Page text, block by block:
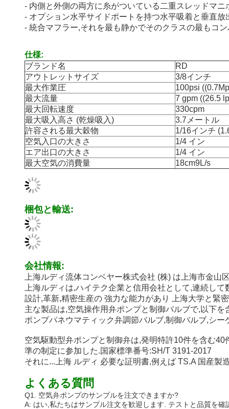
- 内側と外側の両方に糸がついている二重スレッドマニ
- オプション水平サイドポートを持つ水平吸着と垂直放
- 統合マフラー,それを最も静かでそのクラスの最もコ
仕様:
ブランド名
RD
アウトレットサイズ
3/8インチ
最大作業圧
100psi
最大流量
7 gpm ((26.5
最大回転速度
330cpm
最大吸入高さ (乾燥吸入)
3.7メートル
許容される最大穀物
1/16インチ
空気入口の大きさ
1/4 イン
エア出口の大きさ
1/4 イン
最大空気の消費量
18cm9L/s
梱包と輸送:
会社情報:
上海ルディ流体コンベヤー株式会社 (株) は上海市金
上海ルディは,ハイテク企業と信用会社として,連続し
設計,革新,精密生産の 強力な能力があり 上海大学と緊
主な製品は,空気操作用弁ポンプと制御バルブで,以下
ポンプパネウマティック弁調節バルブ,制御バルブ,シー
空気駆動型弁ポンプと制御弁は,発明特許10件を含む
準の制定に参加した.国家標準番号:SH/T 3191-2017
それに... 上海 ルディ 必要な証明書,例えば TS.A 国産製
よくある質問
Q1. 空気弁ポンプのサンプルを注文できますか?
A: はい,私たちはサンプル注文を歓迎します. テストと品質を